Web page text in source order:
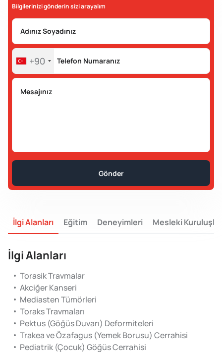
İlgi Alanları Eğitim Deneyimleri Mesleki Kuruluşlar
İlgi Alanları
Torasik Travmalar
Akciğer Kanseri
Mediasten Tümörleri
Toraks Travmaları
Pektus (Göğüs Duvarı) Deformiteleri
Trakea ve Özafagus (Yemek Borusu) Cerrahisi
Pediatrik (Çocuk) Göğüs Cerrahisi
Bilgilerinizi gönderin sizi arayalım
+90
Gönder